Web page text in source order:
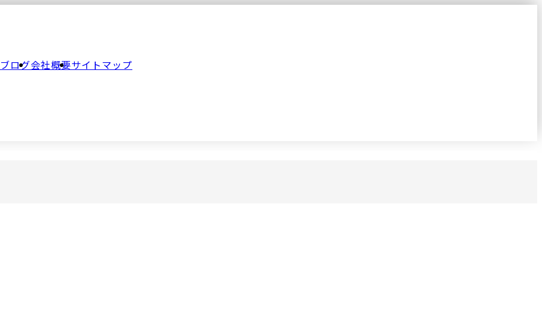
ブログ会社概要サイトマップ